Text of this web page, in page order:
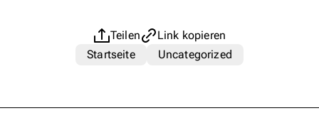
Teilen
Link kopieren
Startseite
Uncategorized